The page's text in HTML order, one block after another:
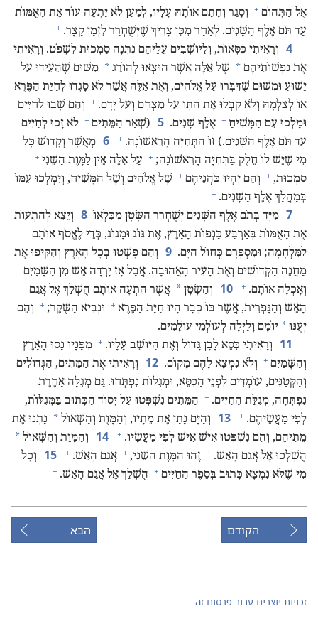
אֶל הַתְּהוֹם + וְסָגַר וְחָתַם אוֹתָהּ עָלָיו,‏ לְמַעַן לֹא יַתְעֶה עוֹד אֶת הָאֻמּוֹת
עַד תֹּם אֶלֶף הַשָּׁנִים.‏ לְאַחַר מִכֵּן צָרִיךְ שֶׁיְּשֻׁחְרַר לִזְמַן קָצָר.‏ +
4 וְרָאִיתִי כִּסְּאוֹת,‏ וְלַיּוֹשְׁבִים עֲלֵיהֶם נִתְּנָה סַמְכוּת לִשְׁפֹּט.‏ וְרָאִיתִי
אֶת נַפְשׁוֹתֵיהֶם * שֶׁל אֵלֶּה אֲשֶׁר הוּצְאוּ לְהוֹרֵג * מִשּׁוּם שֶׁהֵעִידוּ עַל
יֵשׁוּעַ וּמִשּׁוּם שֶׁדִּבְּרוּ עַל אֱלֹהִים,‏ וְאֶת אֵלֶּה אֲשֶׁר לֹא סָגְדוּ לְחַיַּת הַפֶּרֶא
אוֹ לְצַלְמָהּ וְלֹא קִבְּלוּ אֶת הַתָּו עַל מִצְחָם וְעַל יָדָם.‏ + וְהֵם שָׁבוּ לַחַיִּים
וּמָלְכוּ עִם הַמָּשִׁיחַ + אֶלֶף שָׁנִים.‏ 5 ‏(‏שְׁאַר הַמֵּתִים + לֹא זָכוּ לְחַיִּים
עַד תֹּם אֶלֶף הַשָּׁנִים.‏)‏ זוֹ הַתְּחִיָּה הָרִאשׁוֹנָה.‏ +
6 מְאֻשָּׁר וְקָדוֹשׁ כָּל
מִי שֶׁיֵּשׁ לוֹ חֵלֶק בַּתְּחִיָּה הָרִאשׁוֹנָה;‏ + עַל אֵלֶּה אֵין לַמָּוֶת הַשֵּׁנִי +
סַמְכוּת,‏ + וְהֵם יִהְיוּ כֹּהֲנֵיהֶם + שֶׁל אֱלֹהִים וְשֶׁל הַמָּשִׁיחַ,‏ וְיִמְלְכוּ עִמּוֹ
בְּמַהֲלַךְ אֶלֶף הַשָּׁנִים.‏ +
7 מִיָּד בְּתֹם אֶלֶף הַשָּׁנִים יְשֻׁחְרַר הַשָּׂטָן מִכִּלְאוֹ 8 וְיֵצֵא לְהַתְעוֹת
אֶת הָאֻמּוֹת בְּאַרְבַּע כַּנְפוֹת הָאָרֶץ,‏ אֶת גּוֹג וּמָגוֹג,‏ כְּדֵי לֶאֱסֹף אוֹתָם
לַמִּלְחָמָה;‏ וּמִסְפָּרָם כְּחוֹל הַיָּם.‏ 9 וְהֵם פָּשְׁטוּ בְּכָל הָאָרֶץ וְהִקִּיפוּ אֶת
מַחֲנֵה הַקְּדוֹשִׁים וְאֶת הָעִיר הָאֲהוּבָה.‏ אֲבָל אָז יָרְדָה אֵשׁ מִן הַשָּׁמַיִם
וְאָכְלָה אוֹתָם.‏ +
10 וְהַשָּׂטָן * אֲשֶׁר הִתְעָה אוֹתָם הֻשְׁלַךְ אֶל אֲגַם
הָאֵשׁ וְהַגָּפְרִית,‏ אֲשֶׁר בּוֹ כְּבָר הָיוּ חַיַּת הַפֶּרֶא + וּנְבִיא הַשֶּׁקֶר;‏ + וְהֵם
יְעֻנּוּ * יוֹמָם וָלַיְלָה לְעוֹלְמֵי עוֹלָמִים.‏
11 וְרָאִיתִי כִּסֵּא לָבָן גָּדוֹל וְאֶת הַיּוֹשֵׁב עָלָיו.‏ + מִפָּנָיו נָסוּ הָאָרֶץ
וְהַשָּׁמַיִם + וְלֹא נִמְצָא לָהֶם מָקוֹם.‏ 12
וְרָאִיתִי אֶת הַמֵּתִים,‏ הַגְּדוֹלִים
וְהַקְּטַנִּים,‏ עוֹמְדִים לִפְנֵי הַכִּסֵּא,‏ וּמְגִלּוֹת נִפְתְּחוּ.‏ גַּם מְגִלָּה אַחֶרֶת
נִפְתְּחָה,‏ מְגִלַּת הַחַיִּים.‏ + הַמֵּתִים נִשְׁפְּטוּ עַל יְסוֹד הַכָּתוּב בַּמְּגִלּוֹת,‏
לְפִי מַעֲשֵׂיהֶם.‏ +
13 וְהַיָּם נָתַן אֶת מֵתָיו,‏ וְהַמָּוֶת וְהַשְּׁאוֹל * נָתְנוּ אֶת
מֵתֵיהֶם,‏ וְהֵם נִשְׁפְּטוּ אִישׁ אִישׁ לְפִי מַעֲשָׂיו.‏ +
14 וְהַמָּוֶת וְהַשְּׁאוֹל *
הֻשְׁלְכוּ אֶל אֲגַם הָאֵשׁ.‏ + זֶהוּ הַמָּוֶת הַשֵּׁנִי,‏ + אֲגַם הָאֵשׁ.‏ +
15
וְכָל
מִי שֶׁלֹּא נִמְצָא כָּתוּב בְּסֵפֶר הַחַיִּים + הֻשְׁלַךְ אֶל אֲגַם הָאֵשׁ.‏ +
הקודם הבא
זכויות יוצרים עבור פרסום זה